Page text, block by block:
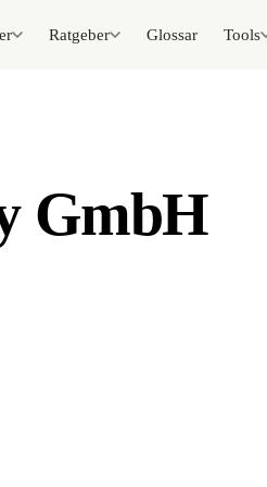
Ratgeber Glossar Tools
GmbH